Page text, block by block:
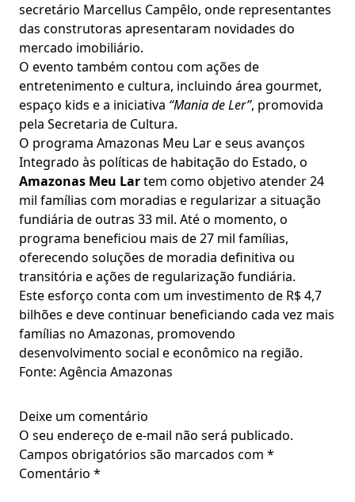
secretário Marcellus Campêlo, onde representantes
das construtoras apresentaram novidades do
mercado imobiliário.
O evento também contou com ações de
entretenimento e cultura, incluindo área gourmet,
espaço kids e a iniciativa “Mania de Ler”, promovida
pela Secretaria de Cultura.
O programa Amazonas Meu Lar e seus avanços
Integrado às políticas de habitação do Estado, o
Amazonas Meu Lartem como objetivo atender 24
mil famílias com moradias e regularizar a situação
fundiária de outras 33 mil. Até o momento, o
programa beneficiou mais de 27 mil famílias,
oferecendo soluções de moradia definitiva ou
transitória e ações de regularização fundiária.
Este esforço conta com um investimento de R$ 4,7
bilhões e deve continuar beneficiando cada vez mais
famílias no Amazonas, promovendo
desenvolvimento social e econômico na região.
Fonte: Agência Amazonas
Deixe um comentário
O seu endereço de e-mail não será publicado.
Campos obrigatórios são marcados com *
Comentário *